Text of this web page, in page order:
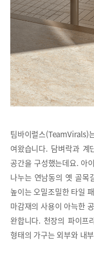
팀바이럴스(TeamVirals)
여왔습니다. 담벼락과 계
공간을 구성했는데요. 아
나누는 연남동의 옛 골목
높이는 오밀조밀한 타일
마감재의 사용이 아늑한
완합니다. 천장의 파이프
형태의 가구는 외부와 내